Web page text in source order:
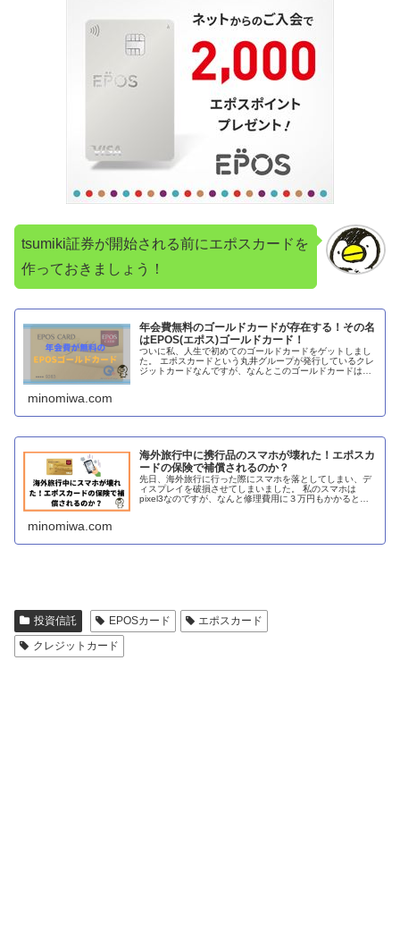
tsumiki証券が開始される前にエポスカードを
作っておきましょう！
年会費無料のゴールドカードが存在する！その名
はEPOS(エポス)ゴールドカード！
ついに私、人生で初めてのゴールドカードをゲットしまし
た。 エポスカードという丸井グループが発行しているクレ
ジットカードなんですが、なんとこのゴールドカードは年
minomiwa.com
海外旅行中に携行品のスマホが壊れた！エポスカ
ードの保険で補償されるのか？
先日、海外旅行に行った際にスマホを落としてしまい、デ
ィスプレイを破損させてしまいました。 私のスマホは
pixel3なのですが、なんと修理費用に３万円もかかるとの
minomiwa.com
投資信託 EPOSカード
エポスカード
クレジットカード